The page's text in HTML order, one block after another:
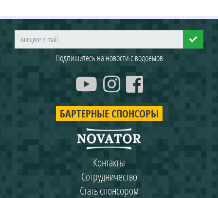
Подпишитесь на новости с водоемов
БАРТЕРНЫЕ СПОНСОРЫ
Контакты
Сотрудничество
Стать спонсором